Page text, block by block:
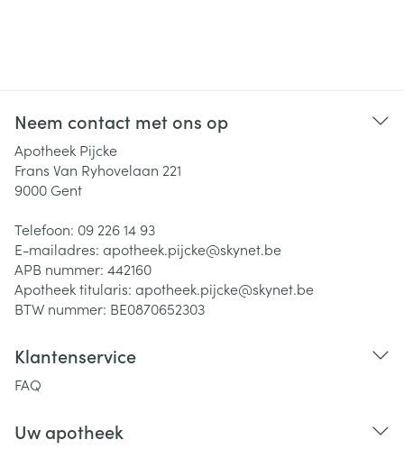
Neem contact met ons op
Apotheek Pijcke
Frans Van Ryhovelaan 221
9000 Gent
Telefoon: 09 226 14 93
E-mailadres: apotheek.pijcke@skynet.be
APB nummer: 442160
Apotheek titularis: apotheek.pijcke@skynet.be
BTW nummer: BE0870652303
Klantenservice
FAQ
Uw apotheek